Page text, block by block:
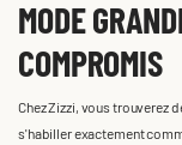
MODE
COMPROMIS
Chez Zizzi, vous trouverez
s'habiller exactement